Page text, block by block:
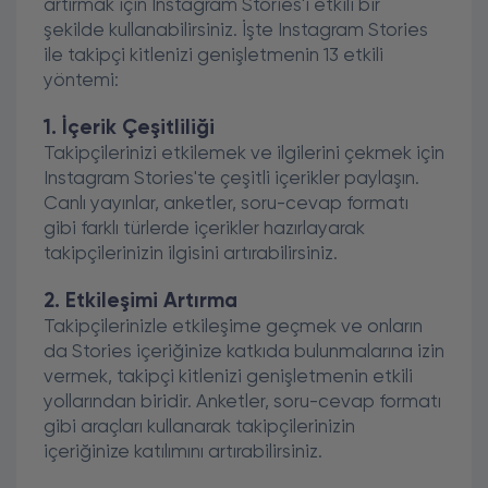
artırmak için Instagram Stories'i etkili bir
şekilde kullanabilirsiniz. İşte Instagram Stories
ile takipçi kitlenizi genişletmenin 13 etkili
yöntemi:
1. İçerik Çeşitliliği
Takipçilerinizi etkilemek ve ilgilerini çekmek için
Instagram Stories'te çeşitli içerikler paylaşın.
Canlı yayınlar, anketler, soru-cevap formatı
gibi farklı türlerde içerikler hazırlayarak
takipçilerinizin ilgisini artırabilirsiniz.
2. Etkileşimi Artırma
Takipçilerinizle etkileşime geçmek ve onların
da Stories içeriğinize katkıda bulunmalarına izin
vermek, takipçi kitlenizi genişletmenin etkili
yollarından biridir. Anketler, soru-cevap formatı
gibi araçları kullanarak takipçilerinizin
içeriğinize katılımını artırabilirsiniz.